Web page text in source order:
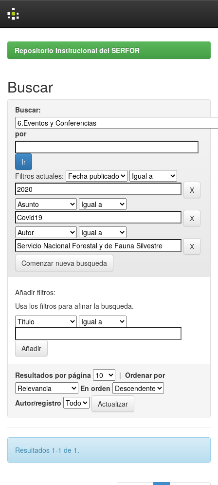
navigationRepositorio Institucional del SERFOR
Buscar
Buscar:
por
Filtros actuales:
Comenzar nueva busqueda
Añadir filtros:
Usa los filtros para afinar la busqueda.
Resultados por página | Ordenar por
En orden
Autor/registro
Resultados 1-1 de 1.